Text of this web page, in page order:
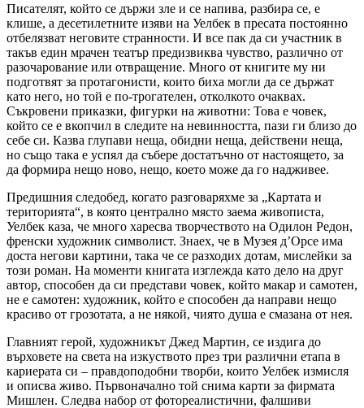
Писателят, който се държи зле и се напива, разбира се, е
клише, а десетилетните изяви на Уелбек в пресата постоянно
отбелязват неговите странности. И все пак да си участник в
такъв един мрачен театър предизвиква чувство, различно от
разочарование или отвращение. Много от книгите му ни
подготвят за протагонисти, които биха могли да се държат
като него, но той е по-трогателен, отколкото очаквах.
Съкровени приказки, фигурки на животни: Това е човек,
който се е вкопчил в следите на невинността, пази ги близо до
себе си. Казва глупави неща, обидни неща, действени неща,
но също така е успял да събере достатъчно от настоящето, за
да формира нещо ново, нещо, което може да го надживее.
Предишния следобед, когато разговаряхме за „Картата и
територията“, в която централно място заема живописта,
Уелбек каза, че много харесва творчеството на Одилон Редон,
френски художник символист. Знаех, че в Музея д’Орсе има
доста негови картини, така че се разходих дотам, мислейки за
този роман. На моменти книгата изглежда като дело на друг
автор, способен да си представи човек, който макар и самотен,
не е самотен: художник, който е способен да направи нещо
красиво от грозотата, а не някой, чиято душа е смазана от нея.
Главният герой, художникът Джед Мартин, се издига до
върховете на света на изкуството през три различни етапа в
кариерата си – правдоподобни творби, които Уелбек измисля
и описва живо. Първоначално той снима карти за фирмата
Мишлен. Следва набор от фотореалистични, фалшиви